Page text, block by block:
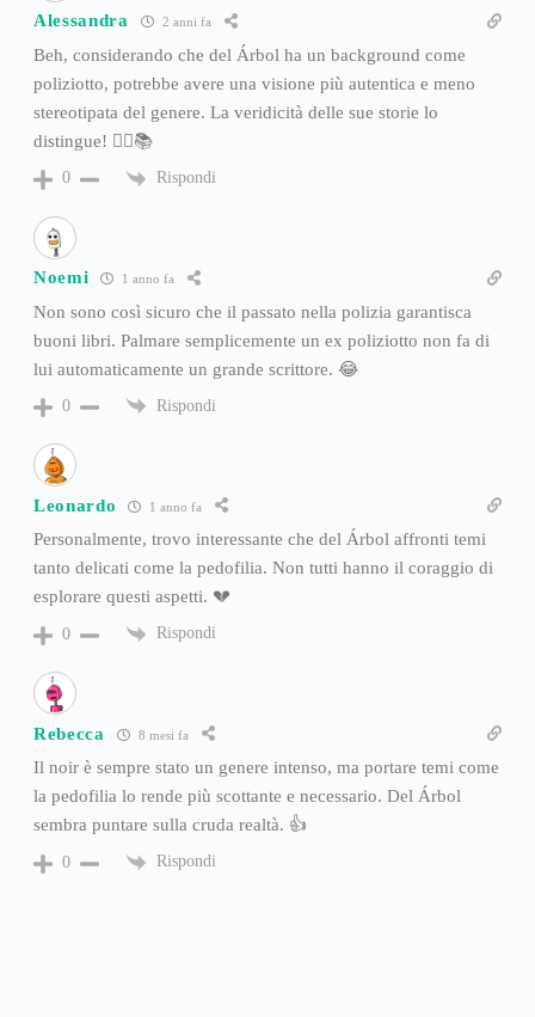
Alessandra 2 anni fa
Beh, considerando che del Árbol ha un background come
poliziotto, potrebbe avere una visione più autentica e meno
stereotipata del genere. La veridicità delle sue storie lo
distingue! 👮‍♂️📚
0 Rispondi
Noemi 1 anno fa
Non sono così sicuro che il passato nella polizia garantisca
buoni libri. Palmare semplicemente un ex poliziotto non fa di
lui automaticamente un grande scrittore. 😂
0 Rispondi
Leonardo 1 anno fa
Personalmente, trovo interessante che del Árbol affronti temi
tanto delicati come la pedofilia. Non tutti hanno il coraggio di
esplorare questi aspetti. 💔
0 Rispondi
Rebecca 8 mesi fa
Il noir è sempre stato un genere intenso, ma portare temi come
la pedofilia lo rende più scottante e necessario. Del Árbol
sembra puntare sulla cruda realtà. 👍
0 Rispondi